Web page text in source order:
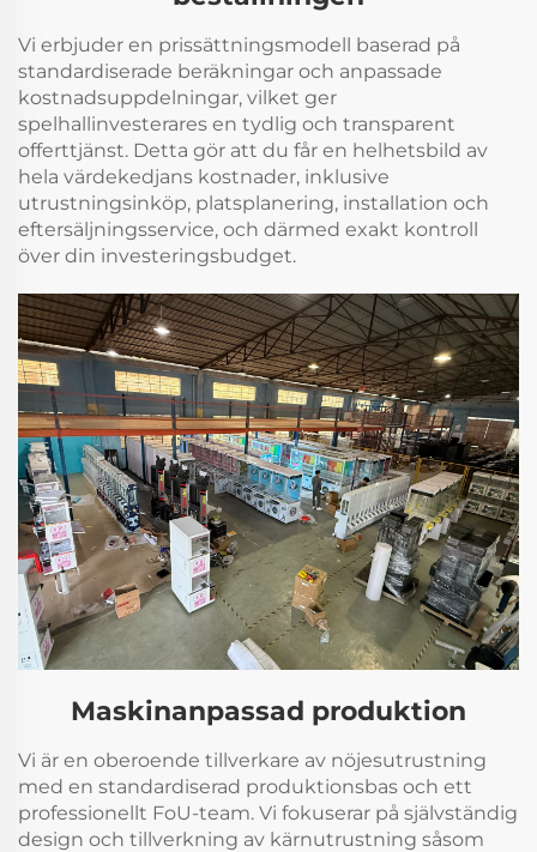
Vi erbjuder en prissättningsmodell baserad på
standardiserade beräkningar och anpassade
kostnadsuppdelningar, vilket ger
spelhallinvesterares en tydlig och transparent
offerttjänst. Detta gör att du får en helhetsbild av
hela värdekedjans kostnader, inklusive
utrustningsinköp, platsplanering, installation och
eftersäljningsservice, och därmed exakt kontroll
över din investeringsbudget.
Maskinanpassad produktion
Vi är en oberoende tillverkare av nöjesutrustning
med en standardiserad produktionsbas och ett
professionellt FoU-team. Vi fokuserar på självständig
design och tillverkning av kärnutrustning såsom